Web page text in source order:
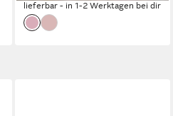
lieferbar - in 1-2 Werktagen bei dir